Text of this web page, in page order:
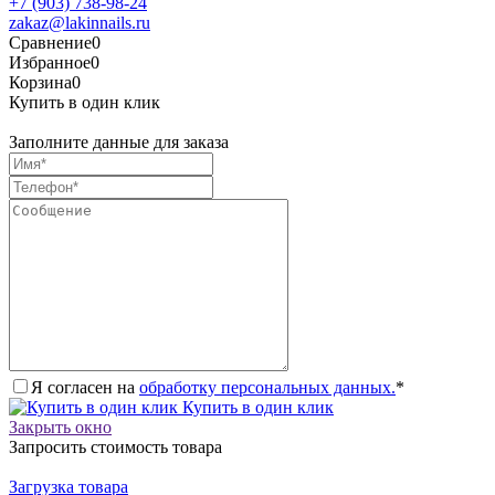
zakaz@lakinnails.ru
Сравнение0
Избранное0
Корзина0
Купить в один клик
Заполните данные для заказа
Я согласен на обработку персональных данных.*
Купить в один клик
Закрыть окно
Запросить стоимость товара
Загрузка товара